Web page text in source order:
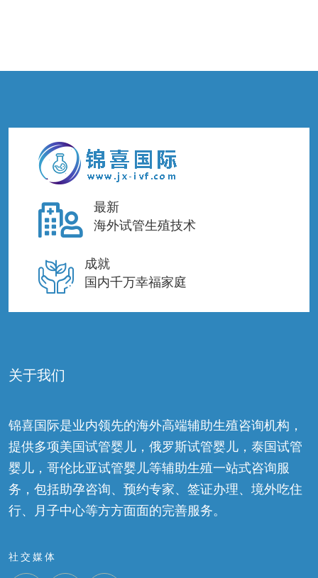
最新
海外试管生殖技术
成就
国内千万幸福家庭
关于我们
锦喜国际是业内领先的海外高端辅助生殖咨询机构，
提供多项美国试管婴儿，俄罗斯试管婴儿，泰国试管
婴儿，哥伦比亚试管婴儿等辅助生殖一站式咨询服
务，包括助孕咨询、预约专家、签证办理、境外吃住
行、月子中心等方方面面的完善服务。
社交媒体